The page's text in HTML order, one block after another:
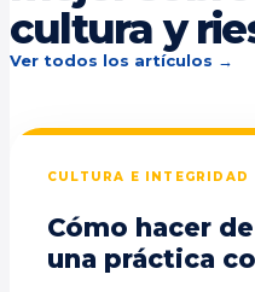
cultura y
Ver todos los artículos →
CULTURA E INTEGRIDAD
Cómo hacer
una práctica